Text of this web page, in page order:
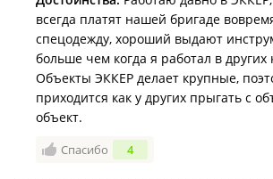
всегда платят нашей бригаде
спецодежду, хороший выдают
больше чем когда я работал в других
Объекты ЭККЕР делает крупные,
приходится как у других прыгать с
объект.
Спасибо 4